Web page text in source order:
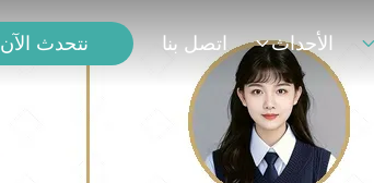
الأحداث اتصل بنا نتحدث الآن